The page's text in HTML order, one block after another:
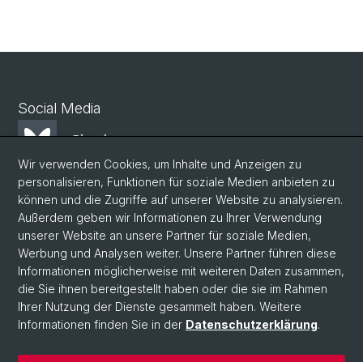
Social Media
Bluesky
Mastodon
LinkedIn
Instagram
© Universität Basel
Wir verwenden Cookies, um Inhalte und Anzeigen zu
personalisieren, Funktionen für soziale Medien anbieten zu
können und die Zugriffe auf unserer Website zu analysieren.
Außerdem geben wir Informationen zu Ihrer Verwendung
unserer Website an unsere Partner für soziale Medien,
Werbung und Analysen weiter. Unsere Partner führen diese
Informationen möglicherweise mit weiteren Daten zusammen,
die Sie ihnen bereitgestellt haben oder die sie im Rahmen
Ihrer Nutzung der Dienste gesammelt haben. Weitere
Informationen finden Sie in der Datenschutzerklärung.